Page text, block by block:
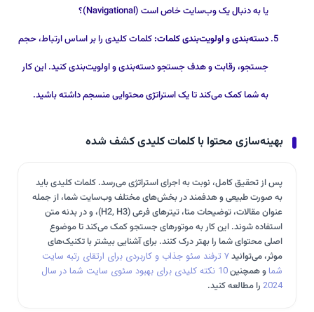
یا به دنبال یک وب‌سایت خاص است (Navigational)؟
دسته‌بندی و اولویت‌بندی کلمات: کلمات کلیدی را بر اساس ارتباط، حجم
جستجو، رقابت و هدف جستجو دسته‌بندی و اولویت‌بندی کنید. این کار
به شما کمک می‌کند تا یک استراتژی محتوایی منسجم داشته باشید.
بهینه‌سازی محتوا با کلمات کلیدی کشف شده
پس از تحقیق کامل، نوبت به اجرای استراتژی می‌رسد. کلمات کلیدی باید
به صورت طبیعی و هدفمند در بخش‌های مختلف وب‌سایت شما، از جمله
عنوان مقالات، توضیحات متا، تیترهای فرعی (H2, H3)، و در بدنه متن
استفاده شوند. این کار به موتورهای جستجو کمک می‌کند تا موضوع
اصلی محتوای شما را بهتر درک کنند. برای آشنایی بیشتر با تکنیک‌های
موثر، می‌توانید ۷ ترفند سئو جذاب و کاربردی برای ارتقای رتبه سایت
شماو همچنین
10 نکته کلیدی برای بهبود سئوی سایت شما در سال
2024 را مطالعه کنید.